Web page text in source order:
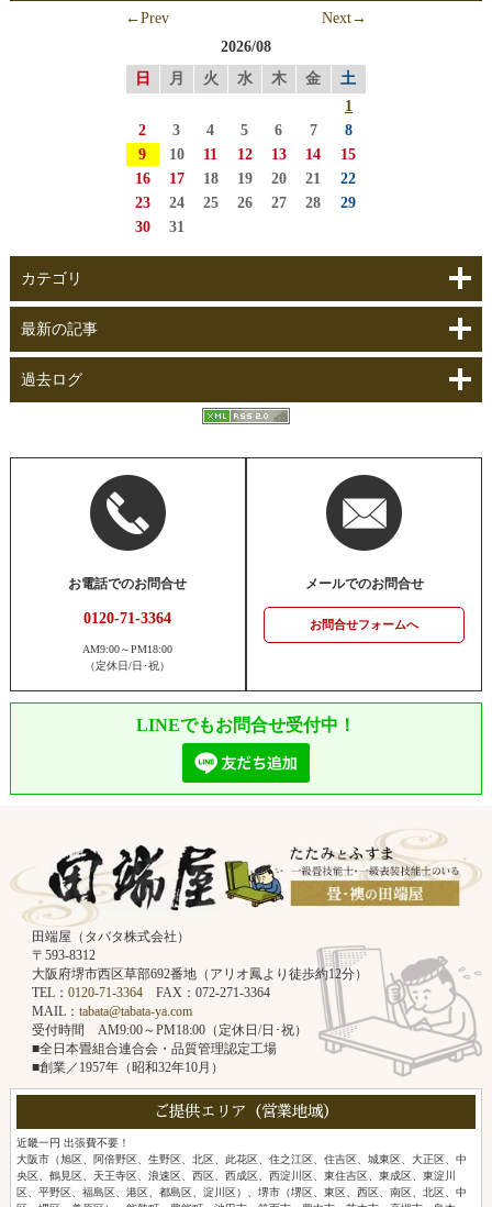
←Prev
Next→
2026/08
日
月 火 水 木 金
土
1
2
3 4 5 6 7
8
9
10 11 12 13 14
15
16
17 18 19 20 21
22
23
24 25 26 27 28
29
30
31
カテゴリ
最新の記事
過去ログ
お電話でのお問合せ
0120-71-3364
AM9:00～PM18:00
（定休日/日･祝）
メールでのお問合せ
お問合せフォームへ
LINEでもお問合せ受付中！
田端屋（タバタ株式会社）
〒593-8312
大阪府堺市西区草部692番地（アリオ鳳より徒歩約12分）
TEL： 0120-71-3364FAX：072-271-3364
MAIL： tabata@tabata-ya.com
受付時間 AM9:00～PM18:00（定休日/日･祝）
■全日本畳組合連合会・品質管理認定工場
■創業／1957年（昭和32年10月）
ご提供エリア（営業地域）
近畿一円 出張費不要！
大阪市（旭区、阿倍野区、生野区、北区、此花区、住之江区、住吉区、城東区、大正区、中
央区、鶴見区、天王寺区、浪速区、西区、西成区、西淀川区、東住吉区、東成区、東淀川
区、平野区、福島区、港区、都島区、淀川区）、堺市（堺区、東区、西区、南区、北区、中